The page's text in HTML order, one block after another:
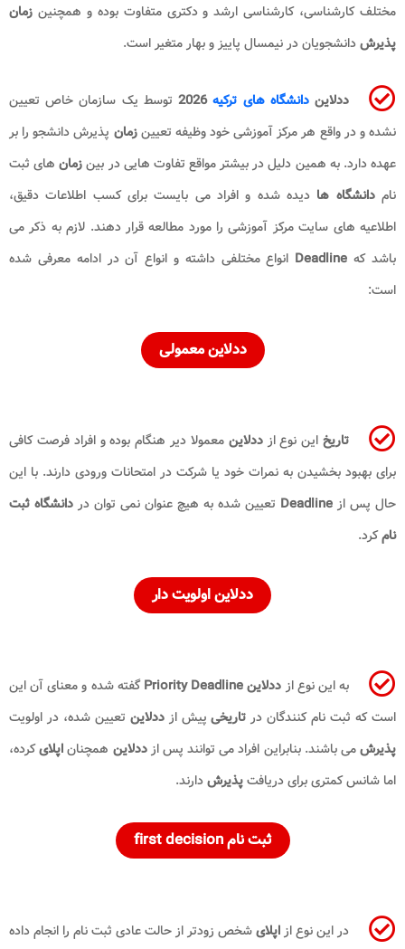
مختلف کارشناسی، کارشناسی ارشد و دکتری متفاوت بوده و همچنین زمان
پذیرشدانشجویان در نیمسال پاییز و بهار متغیر است.
ددلایندانشگاه های ترکیه2026
توسط یک سازمان خاص تعیین
نشده و در واقع هر مرکز آموزشی خود وظیفه تعیینزمان پذیرش دانشجو را بر
عهده دارد. به همین دلیل در بیشتر مواقع تفاوت هایی در بینزمانهای ثبت
نامدانشگاه ها دیده شده و افراد می بایست برای کسب اطلاعات دقیق،
اطلاعیه های سایت مرکز آموزشی را مورد مطالعه قرار دهند. لازم به ذکر می
باشد که Deadline انواع مختلفی داشته و انواع آن در ادامه معرفی شده
است:
ددلاین معمولی
تاریخاین نوع ازددلاین معمولا دیر هنگام بوده و افراد فرصت کافی
برای بهبود بخشیدن به نمرات خود یا شرکت در امتحانات ورودی دارند. با این
حال پس از Deadline تعیین شده به هیچ عنوان نمی توان در دانشگاه ثبت
نامکرد.
ددلاین اولویت دار
به این نوع از ددلاین Priority Deadline
گفته شده و معنای آن این
است که ثبت نام کنندگان در تاریخیپیش ازددلاین تعیین شده، در اولویت
پذیرشمی باشند. بنابراین افراد می توانند پس ازددلاین همچناناپلایکرده،
اما شانس کمتری برای دریافتپذیرشدارند.
ثبت نام first decision
در این نوع ازاپلایشخص زودتر از حالت عادی ثبت نام را انجام داده